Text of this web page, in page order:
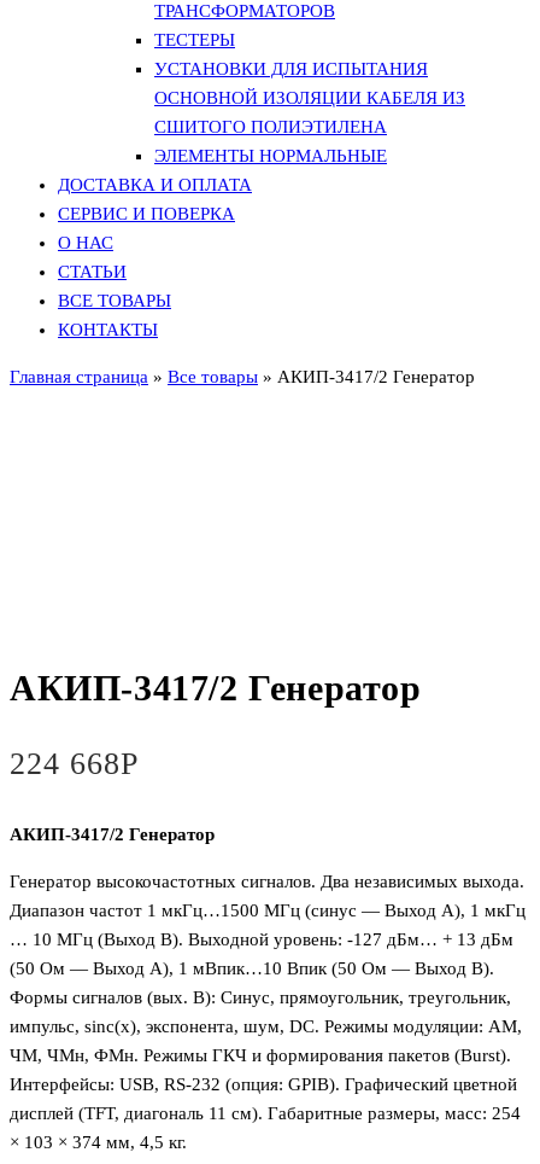
ТРАНСФОРМАТОРОВ
ТЕСТЕРЫ
УСТАНОВКИ ДЛЯ ИСПЫТАНИЯ
ОСНОВНОЙ ИЗОЛЯЦИИ КАБЕЛЯ ИЗ
СШИТОГО ПОЛИЭТИЛЕНА
ЭЛЕМЕНТЫ НОРМАЛЬНЫЕ
ДОСТАВКА И ОПЛАТА
СЕРВИС И ПОВЕРКА
О НАС
СТАТЬИ
ВСЕ ТОВАРЫ
КОНТАКТЫ
Главная страница » Все товары » АКИП-3417/2 Генератор
АКИП-3417/2 Генератор
224 668Р
АКИП-3417/2 Генератор
Генератор высокочастотных сигналов. Два независимых выхода.
Диапазон частот 1 мкГц…1500 МГц (синус — Выход A), 1 мкГц
… 10 МГц (Выход B). Выходной уровень: -127 дБм… + 13 дБм
(50 Ом — Выход A), 1 мВпик…10 Впик (50 Ом — Выход B).
Формы сигналов (вых. B): Синус, прямоугольник, треугольник,
импульс, sinc(x), экспонента, шум, DC. Режимы модуляции: АМ,
ЧМ, ЧМн, ФМн. Режимы ГКЧ и формирования пакетов (Burst).
Интерфейсы: USB, RS-232 (опция: GPIB). Графический цветной
дисплей (TFT, диагональ 11 см). Габаритные размеры, масс: 254
× 103 × 374 мм, 4,5 кг.